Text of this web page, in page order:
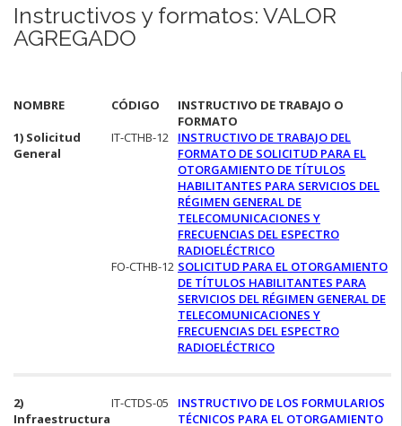
Instructivos y formatos: VALOR
AGREGADO
NOMBRE CÓDIGO
INSTRUCTIVO DE TRABAJO O
FORMATO
1) Solicitud
General
IT-CTHB-12
INSTRUCTIVO DE TRABAJO DEL
FORMATO DE SOLICITUD PARA EL
OTORGAMIENTO DE TÍTULOS
HABILITANTES PARA SERVICIOS DEL
RÉGIMEN GENERAL DE
TELECOMUNICACIONES Y
FRECUENCIAS DEL ESPECTRO
RADIOELÉCTRICO
FO-CTHB-12 SOLICITUD PARA EL OTORGAMIENTO
DE TÍTULOS HABILITANTES PARA
SERVICIOS DEL RÉGIMEN GENERAL DE
TELECOMUNICACIONES Y
FRECUENCIAS DEL ESPECTRO
RADIOELÉCTRICO
2)
Infraestructura
IT-CTDS-05
INSTRUCTIVO DE LOS FORMULARIOS
TÉCNICOS PARA EL OTORGAMIENTO